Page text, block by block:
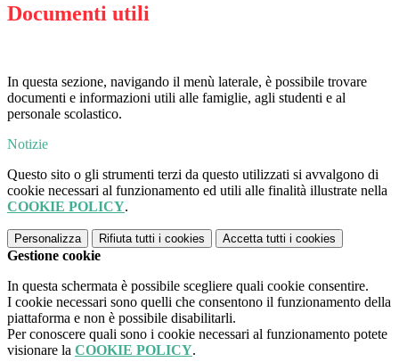
Documenti utili
In questa sezione, navigando il menù laterale, è possibile trovare
documenti e informazioni utili alle famiglie, agli studenti e al
personale scolastico.
Notizie
Questo sito o gli strumenti terzi da questo utilizzati si avvalgono di
cookie necessari al funzionamento ed utili alle finalità illustrate nella
COOKIE POLICY.
Personalizza Rifiuta tutti i cookies Accetta tutti i cookies
Gestione cookie
In questa schermata è possibile scegliere quali cookie consentire.
I cookie necessari sono quelli che consentono il funzionamento della
piattaforma e non è possibile disabilitarli.
Per conoscere quali sono i cookie necessari al funzionamento potete
visionare la COOKIE POLICY.